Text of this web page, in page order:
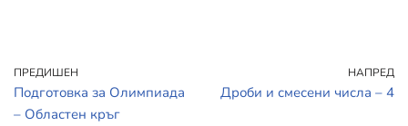
ПРЕДИШЕН
Подготовка за Олимпиада
– Областен кръг
НАПРЕД
Дроби и смесени числа – 4